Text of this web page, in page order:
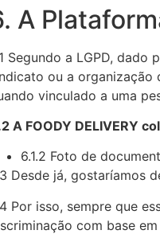
A
Segundo a LGPD,
ou a
vinculado a uma
A FOODY DELIVERY
6.1.2 Foto de
Desde já, gostaríamos
Por isso, sempre que
com base